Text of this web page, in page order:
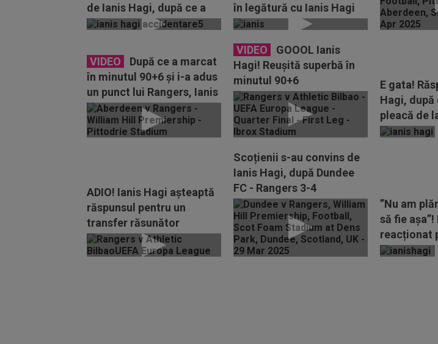
de Ianis Hagi, după ce a
ieșit de pe teren cu...
în legătură cu Ianis Hagi
VIDEO
După ce a marcat
în minutul 90+6 și i-a adus
un punct lui Rangers, Ianis
Hagi a vorbit...
VIDEO
GOOOL Ianis
Hagi! Reușită superbă în
minutul 90+6
E gata!
Hagi, după
pleacă de
ADIO! Ianis Hagi așteaptă
răspunsul pentru un
transfer răsunător
Scoțienii s-au convins de
Ianis Hagi, după Dundee
FC - Rangers 3-4
”Nu am
să fie
reacționat
după